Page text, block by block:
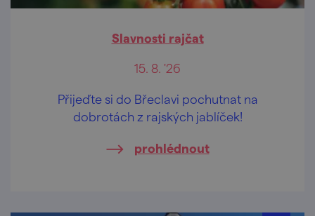
Slavnosti rajčat
15. 8. '26
Přijeďte si do Břeclavi pochutnat na
dobrotách z rajských jablíček!
prohlédnout